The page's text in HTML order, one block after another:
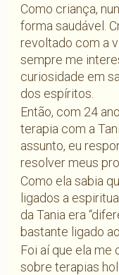
Como criança,
forma saudável.
revoltado com a
sempre me
curiosidade em
dos espíritos.
Então, com 24
terapia com a
assunto, eu
resolver meus
Como ela sabia
ligados a
da Tania era
bastante ligado
Foi aí que ela me
sobre terapias